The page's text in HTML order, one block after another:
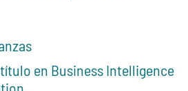
en Business Intelligence